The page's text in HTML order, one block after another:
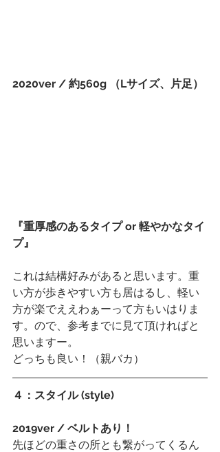
2020ver / 約560g （Lサイズ、片足）
『重厚感のあるタイプ or 軽やかなタイ
プ』
これは結構好みがあると思います。重
い方が歩きやすい方も居はるし、軽い
方が楽でええわぁーって方もいはりま
す。ので、参考までに見て頂ければと
思いますー。
どっちも良い！（親バカ）
４：スタイル (style)
2019ver / ベルトあり！
先ほどの重さの所とも繋がってくるん